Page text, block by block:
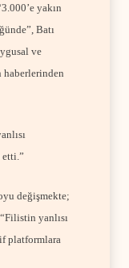
yakın
Batı
ve
etti.”
değişmekte;
yanlısı
platformlara